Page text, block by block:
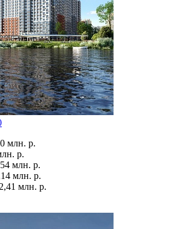
млн. р.
р.
млн. р.
млн. р.
млн. р.